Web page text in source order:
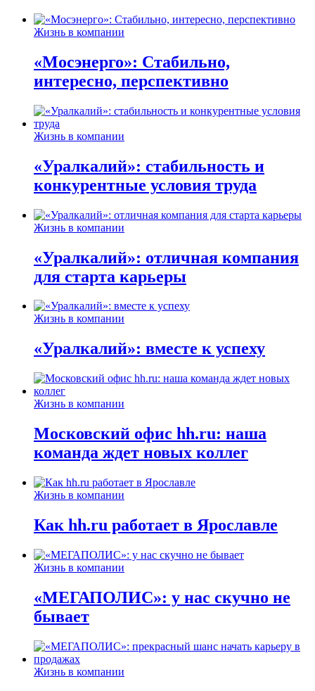
Жизнь в компании
«Мосэнерго»: Стабильно,
интересно, перспективно
Жизнь в компании
«Уралкалий»: стабильность и
конкурентные условия труда
Жизнь в компании
«Уралкалий»: отличная компания
для старта карьеры
Жизнь в компании
«Уралкалий»: вместе к успеху
Жизнь в компании
Московский офис hh.ru: наша
команда ждет новых коллег
Жизнь в компании
Как hh.ru работает в Ярославле
Жизнь в компании
«МЕГАПОЛИС»: у нас скучно не
бывает
Жизнь в компании